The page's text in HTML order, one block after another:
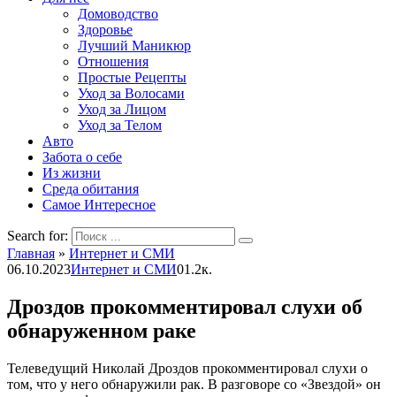
Домоводство
Здоровье
Лучший Маникюр
Отношения
Простые Рецепты
Уход за Волосами
Уход за Лицом
Уход за Телом
Авто
Забота о себе
Из жизни
Среда обитания
Самое Интересное
Search for:
Главная » Интернет и СМИ
06.10.2023Интернет и СМИ01.2к.
Дроздов прокомментировал слухи об
обнаруженном раке
Телеведущий Николай Дроздов прокомментировал слухи о
том, что у него обнаружили рак. В разговоре со «Звездой» он